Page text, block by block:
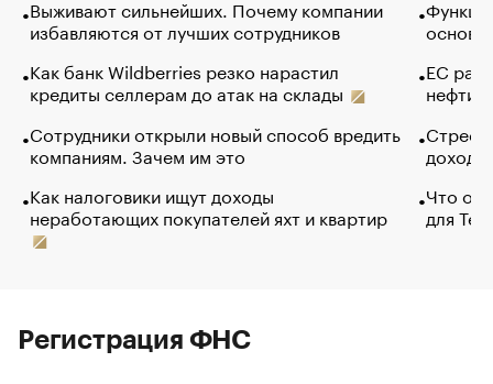
Выживают сильнейших. Почему компании
избавляются от лучших сотрудников
Как банк Wildberries резко нарастил
кредиты селлерам до атак на склады
Сотрудники открыли новый способ вредить
компаниям. Зачем им это
Как налоговики ищут доходы
неработающих покупателей яхт и квартир
основ
ЕС
нефти
Что
для
Регистрация ФНС